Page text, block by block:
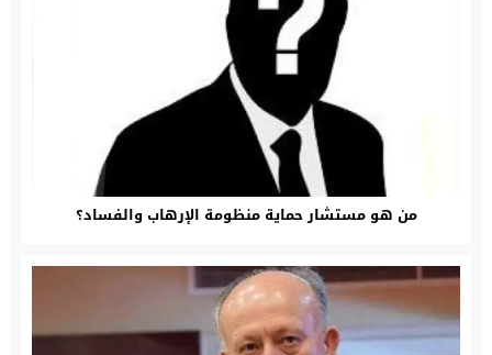
من هو مستشار حماية منظومة الإرهاب والفساد؟